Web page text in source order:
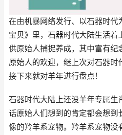
在由机暴网络发行、以石器时代
宝贝》里，石器时代大陆生活着
供原始人捕捉养成，其中富有纪
原始人的欢迎，继上次对石器时
接下来就对羊年进行盘点！
石器时代大陆上还没羊年专属生
话原始人们想到的肯定都会想到
像的羚羊系宠物。羚羊系宠物没